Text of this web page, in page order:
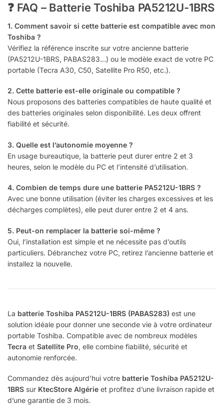
❓ FAQ – Batterie Toshiba PA5212U-1BRS
1. Comment savoir si cette batterie est compatible avec mon
Toshiba ?
Vérifiez la référence inscrite sur votre ancienne batterie
(PA5212U-1BRS, PABAS283…) ou le modèle exact de votre PC
portable (Tecra A30, C50, Satellite Pro R50, etc.).
2. Cette batterie est-elle originale ou compatible ?
Nous proposons des batteries compatibles de haute qualité et
des batteries originales selon disponibilité. Les deux offrent
fiabilité et sécurité.
3. Quelle est l’autonomie moyenne ?
En usage bureautique, la batterie peut durer entre 2 et 3
heures, selon le modèle du PC et l’intensité d’utilisation.
4. Combien de temps dure une batterie PA5212U-1BRS ?
Avec une bonne utilisation (éviter les charges excessives et les
décharges complètes), elle peut durer entre 2 et 4 ans.
5. Peut-on remplacer la batterie soi-même ?
Oui, l’installation est simple et ne nécessite pas d’outils
particuliers. Débranchez votre PC, retirez l’ancienne batterie et
installez la nouvelle.
La batterie Toshiba PA5212U-1BRS (PABAS283) est une
solution idéale pour donner une seconde vie à votre ordinateur
portable Toshiba. Compatible avec de nombreux modèles
Tecra et Satellite Pro, elle combine fiabilité, sécurité et
autonomie renforcée.
Commandez dès aujourd’hui votre batterie Toshiba PA5212U-
1BRS sur KtecStore Algérie et profitez d’une livraison rapide et
d’une garantie de 3 mois.